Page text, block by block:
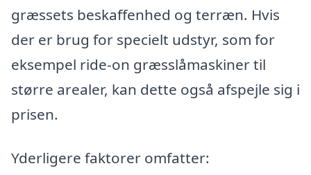
græssets beskaffenhed og terræn. Hvis
der er brug for specielt udstyr, som for
eksempel ride-on græsslåmaskiner til
større arealer, kan dette også afspejle sig i
prisen.
Yderligere faktorer omfatter: